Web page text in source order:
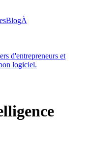
BlogÀ
d'entrepreneurs et
logiciel.